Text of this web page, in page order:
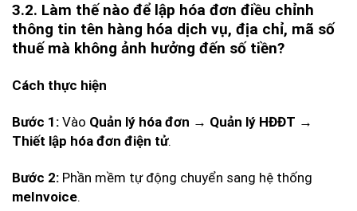
3.2. Làm thế nào để lập hóa đơn điều chỉnh
thông tin tên hàng hóa dịch vụ, địa chỉ, mã số
thuế mà không ảnh hưởng đến số tiền?
Cách thực hiện
Bước 1: Vào Quản lý hóa đơn → Quản lý HĐĐT →
Thiết lập hóa đơn điện tử.
Bước 2: Phần mềm tự động chuyển sang hệ thống
meInvoice.